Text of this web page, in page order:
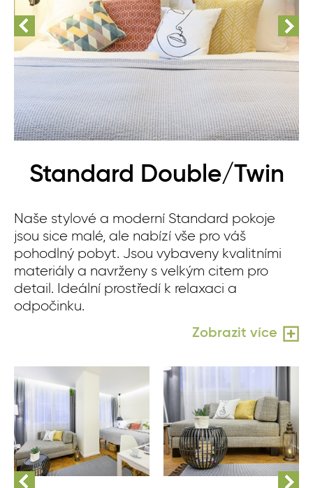
Standard Double/Twin
Naše stylové a moderní Standard pokoje
jsou sice malé, ale nabízí vše pro váš
pohodlný pobyt. Jsou vybaveny kvalitními
materiály a navrženy s velkým citem pro
detail. Ideální prostředí k relaxaci a
odpočinku.
Zobrazit více